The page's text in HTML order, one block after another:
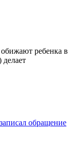
ребенка в
делает
обращение